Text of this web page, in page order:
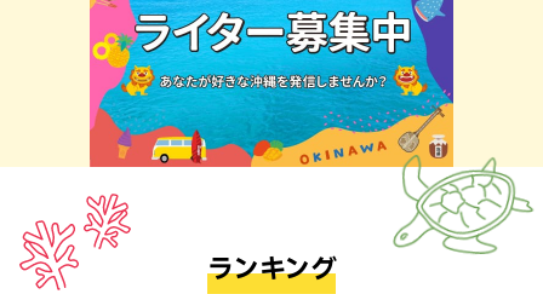
ランキング